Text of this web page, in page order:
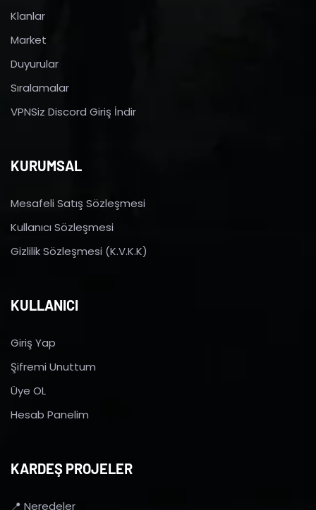
Klanlar
Market
Duyurular
Sıralamalar
VPNSiz Discord Giriş İndir
KURUMSAL
Mesafeli Satış Sözleşmesi
Kullanıcı Sözleşmesi
Gizlilik Sözleşmesi (K.V.K.K)
KULLANICI
Giriş Yap
Şifremi Unuttum
Üye OL
Hesab Panelim
KARDEŞ PROJELER
📍 Neredeler